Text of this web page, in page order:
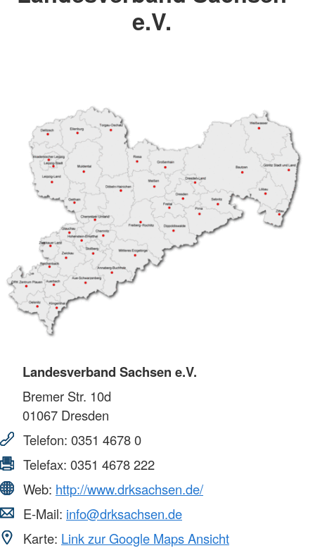
e.V.
Landesverband Sachsen e.V.
Bremer Str. 10d
01067 Dresden
Telefon: 0351 4678 0
Telefax: 0351 4678 222
Web: http://www.drksachsen.de/
E-Mail: info@drksachsen.de
Karte: Link zur Google Maps Ansicht